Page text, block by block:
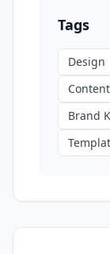
Tags
Design
Brand